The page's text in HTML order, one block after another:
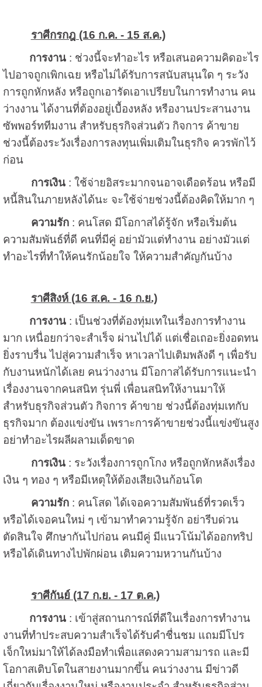
ราศีกรกฎ (16 ก.ค. - 15 ส.ค.)
การงาน: ช่วงนี้จะทำอะไร หรือเสนอความคิดอะไร
ไปอาจถูกเพิกเฉย หรือไม่ได้รับการสนับสนุนใด ๆ ระวัง
การถูกหักหลัง หรือถูกเอารัดเอาเปรียบในการทำงาน คน
ว่างงาน ได้งานที่ต้องอยู่เบื้องหลัง หรืองานประสานงาน
ซัพพอร์ททีมงาน สำหรับธุรกิจส่วนตัว กิจการ ค้าขาย
ช่วงนี้ต้องระวังเรื่องการลงทุนเพิ่มเติมในธุรกิจ ควรพักไว้
ก่อน
การเงิน: ใช้จ่ายอิสระมากจนอาจเดือดร้อน หรือมี
หนี้สินในภายหลังได้นะ จะใช้จ่ายช่วงนี้ต้องคิดให้มาก ๆ
ความรัก: คนโสด มีโอกาสได้รู้จัก หรือเริ่มต้น
ความสัมพันธ์ที่ดี คนที่มีคู่ อย่ามัวแต่ทำงาน อย่างมัวแต่
ทำอะไรที่ทำให้คนรักน้อยใจ ให้ความสำคัญกันบ้าง
ราศีสิงห์ (16 ส.ค. - 16 ก.ย.)
การงาน: เป็นช่วงที่ต้องทุ่มเทในเรื่องการทำงาน
มาก เหนื่อยกว่าจะสำเร็จ ผ่านไปได้ แต่เชื่อเถอะยิ่งอดทน
ยิ่งราบรื่น ไปสู่ความสำเร็จ หาเวลาไปเติมพลังดี ๆ เพื่อรับ
กับงานหนักได้เลย คนว่างงาน มีโอกาสได้รับการแนะนำ
เรื่องงานจากคนสนิท รุ่นพี่ เพื่อนสนิทให้งานมาให้
สำหรับธุรกิจส่วนตัว กิจการ ค้าขาย ช่วงนี้ต้องทุ่มเทกับ
ธุรกิจมาก ต้องแข่งขัน เพราะการค้าขายช่วงนี้แข่งขันสูง
อย่าทำอะไรผลีผลามเด็ดขาด
การเงิน: ระวังเรื่องการถูกโกง หรือถูกหักหลังเรื่อง
เงิน ๆ ทอง ๆ หรือมีเหตุให้ต้องเสียเงินก้อนโต
ความรัก: คนโสด ได้เจอความสัมพันธ์ที่รวดเร็ว
หรือได้เจอคนใหม่ ๆ เข้ามาทำความรู้จัก อย่ารีบด่วน
ตัดสินใจ ศึกษากันไปก่อน คนมีคู่ มีแนวโน้มได้ออกทริป
หรือได้เดินทางไปพักผ่อน เติมความหวานกันบ้าง
ราศีกันย์ (17 ก.ย. - 17 ต.ค.)
การงาน: เข้าสู่สถานการณ์ที่ดีในเรื่องการทำงาน
งานที่ทำประสบความสำเร็จได้รับคำชื่นชม แถมมีโปร
เจ็กใหม่มาให้ได้ลงมือทำเพื่อแสดงความสามารถ และมี
โอกาสเติบโตในสายงานมากขึ้น คนว่างงาน มีข่าวดี